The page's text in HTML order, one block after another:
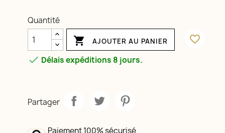
Quantité
 AJOUTER AU PANIER
favorite_border
 Délais expéditions 8 jours.
Partager
Paiement 100% sécurisé